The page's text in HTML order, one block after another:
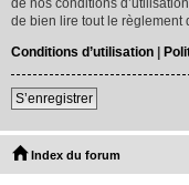
de bien lire tout le règlement
Conditions d’utilisation |
S’enregistrer
Index du forum